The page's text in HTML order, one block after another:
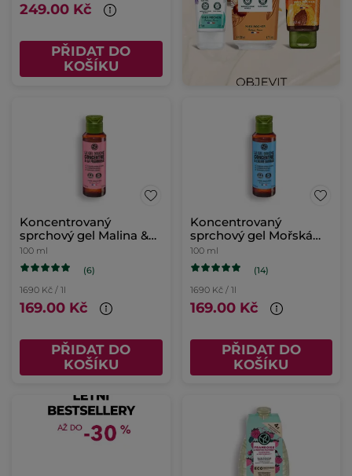
249.00 Kč
PŘIDAT DO
KOŠÍKU
Koncentrovaný
sprchový gel Malina &
máta
100 ml
(6)
1690 Kč / 1l
169.00 Kč
PŘIDAT DO
KOŠÍKU
Koncentrovaný
sprchový gel Mořská
řasa & motar přímořský
100 ml
(14)
1690 Kč / 1l
169.00 Kč
PŘIDAT DO
KOŠÍKU